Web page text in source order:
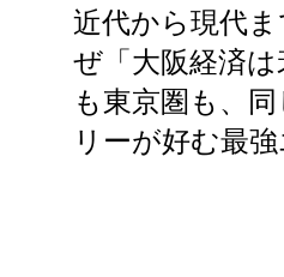
近代から現代
ぜ「大阪経済
も東京圏も、
リーが好む最